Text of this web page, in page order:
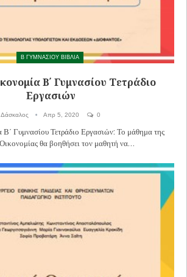
Β ΓΥΜΝΑΣΙΟΥ ΒΙΒΛΙΑ
Β΄ Γυμνασίου Τετράδιο
Εργασιών
Δάσκαλος Απρ 5, 2020 0
Β΄ Γυμνασίου Τετράδιο Εργασιών: Το μάθημα της
θα βοηθήσει τον μαθητή να…